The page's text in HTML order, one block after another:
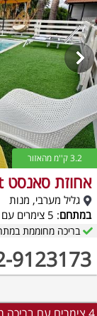
3.2 ק''מ מהאזור
אחוזת סאנסט Sunset
גליל מערבי, מנות
במתחם: 5 צימרים עם בריכה במנות
9123173
בריכה מחוממת